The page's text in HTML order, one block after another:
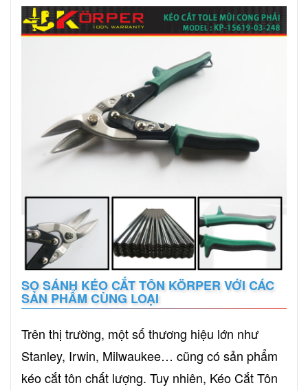
SO SÁNH KÉO CẮT TÔN KÖRPER VỚI CÁC
SẢN PHẨM CÙNG LOẠI
Trên thị trường, một số thương hiệu lớn như
Stanley, Irwin, Milwaukee… cũng có sản phẩm
kéo cắt tôn chất lượng. Tuy nhiên, Kéo Cắt Tôn